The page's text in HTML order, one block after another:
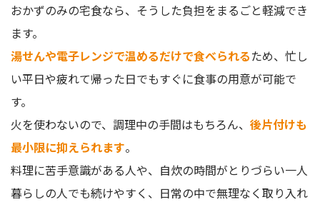
おかずのみの宅食なら、そうした負担をまるごと軽減でき
ます。
湯せんや電子レンジで温めるだけで食べられるため、忙し
い平日や疲れて帰った日でもすぐに食事の用意が可能で
す。
火を使わないので、調理中の手間はもちろん、 後片付けも
最小限に抑えられます。
料理に苦手意識がある人や、自炊の時間がとりづらい一人
暮らしの人でも続けやすく、日常の中で無理なく取り入れ